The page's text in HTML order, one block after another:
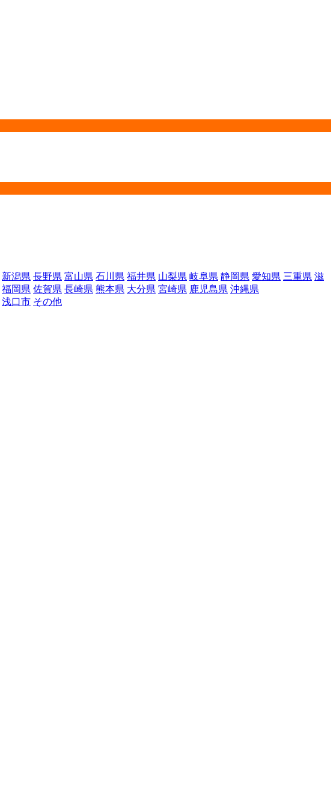
新潟県 長野県 富山県 石川県 福井県 山梨県 岐阜県 静岡県 愛知県 三重県 滋
福岡県 佐賀県 長崎県 熊本県 大分県 宮崎県 鹿児島県 沖縄県
浅口市 その他